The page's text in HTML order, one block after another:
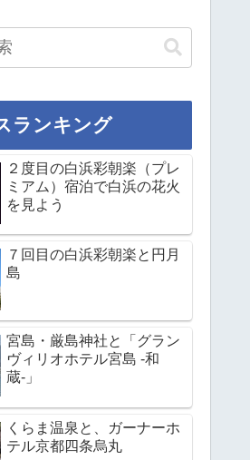
ランキング
２度目の白浜彩朝楽（プレ
ミアム）宿泊で白浜の花火
を見よう
７回目の白浜彩朝楽と円月
島
宮島・厳島神社と「グラン
ヴィリオホテル宮島 -和
蔵-」
くらま温泉と、ガーナーホ
テル京都四条烏丸